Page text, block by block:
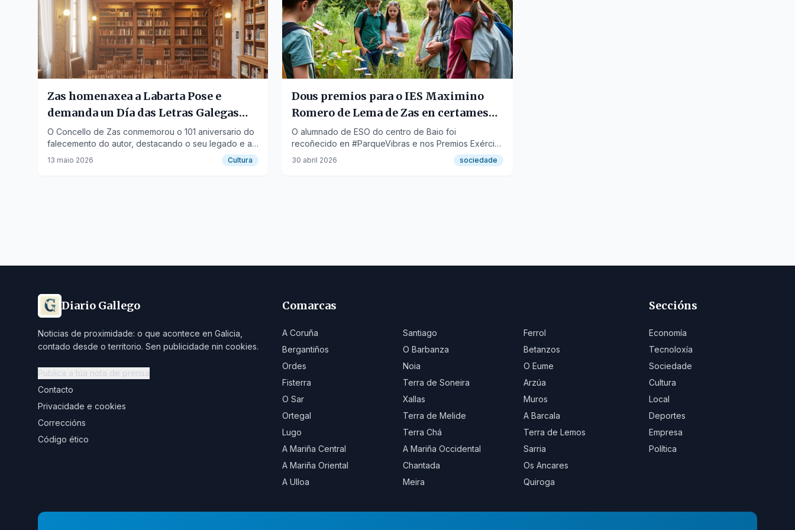
Zas homenaxea a Labarta Pose e
demanda un Día das Letras Galegas
para o escritor
O Concello de Zas conmemorou o 101 aniversario do
falecemento do autor, destacando o seu legado e a
súa defensa da lingua galega.
13 maio 2026 Cultura
Dous premios para o IES Maximino
Romero de Lema de Zas en certames
educativos
O alumnado de ESO do centro de Baio foi
recoñecido en #ParqueVibras e nos Premios Exército
2026, destacando o seu talento.
30 abril 2026 sociedade
Diario Gallego
Noticias de proximidade: o que acontece en Galicia,
contado desde o territorio. Sen publicidade nin cookies.
Publica a túa nota de prensa
Contacto
Privacidade e cookies
Correccións
Código ético
Comarcas
A Coruña Santiago
Ferrol
Bergantiños
O Barbanza
Betanzos
Ordes
Noia
O Eume
Fisterra
Terra de Soneira
Arzúa
O Sar
Xallas
Muros
Ortegal
Terra de Melide
A Barcala
Lugo
Terra Chá
Terra de Lemos
A Mariña Central
A Mariña Occidental
Sarria
A Mariña Oriental
Chantada
Os Ancares
A Ulloa
Meira Quiroga
Seccións
Economía
Tecnoloxía
Sociedade
Cultura
Local
Deportes
Empresa
Política